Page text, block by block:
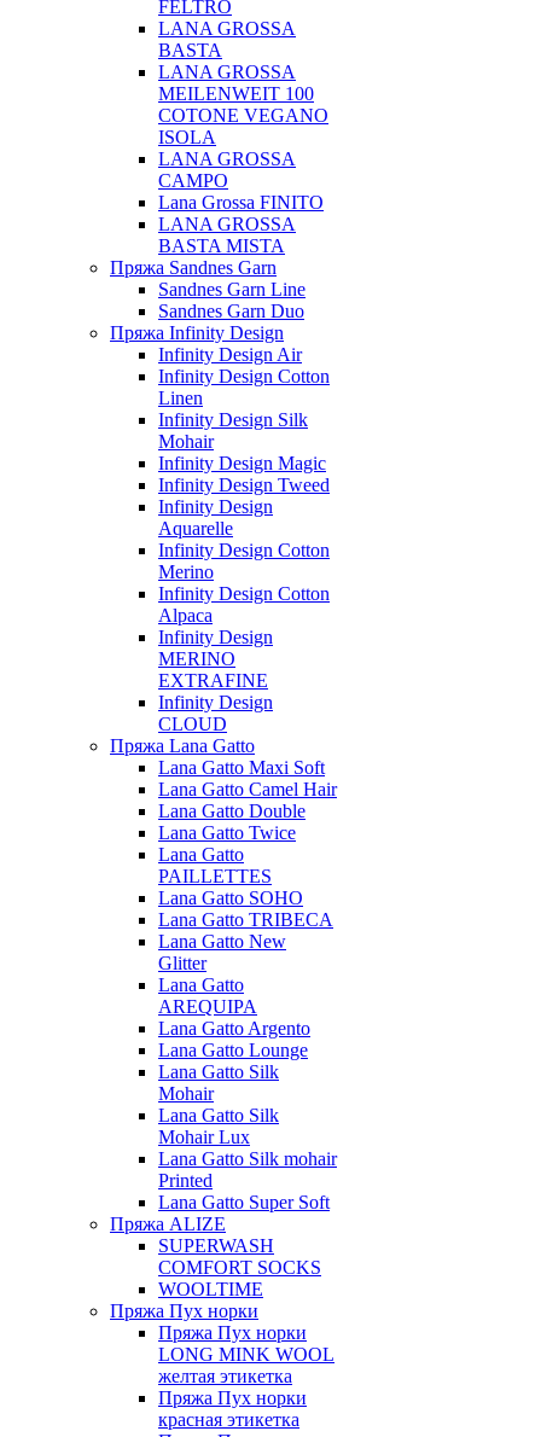
FELTRO
LANA GROSSA
BASTA
LANA GROSSA
MEILENWEIT 100
COTONE VEGANO
ISOLA
LANA GROSSA
CAMPO
Lana Grossa FINITO
LANA GROSSA
BASTA MISTA
Пряжа Sandnes Garn
Sandnes Garn Line
Sandnes Garn Duo
Пряжа Infinity Design
Infinity Design Air
Infinity Design Cotton
Linen
Infinity Design Silk
Mohair
Infinity Design Magic
Infinity Design Tweed
Infinity Design
Aquarelle
Infinity Design Cotton
Merino
Infinity Design Cotton
Alpaca
Infinity Design
MERINO
EXTRAFINE
Infinity Design
CLOUD
Пряжа Lana Gatto
Lana Gatto Maxi Soft
Lana Gatto Camel Hair
Lana Gatto Double
Lana Gatto Twice
Lana Gatto
PAILLETTES
Lana Gatto SOHO
Lana Gatto TRIBECA
Lana Gatto New
Glitter
Lana Gatto
AREQUIPA
Lana Gatto Argento
Lana Gatto Lounge
Lana Gatto Silk
Mohair
Lana Gatto Silk
Mohair Lux
Lana Gatto Silk mohair
Printed
Lana Gatto Super Soft
Пряжа ALIZE
SUPERWASH
COMFORT SOCKS
WOOLTIME
Пряжа Пух норки
Пряжа Пух норки
LONG MINK WOOL
желтая этикетка
Пряжа Пух норки
красная этикетка